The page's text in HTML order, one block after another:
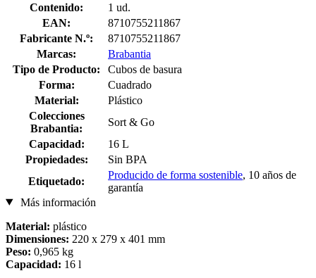
Contenido:
1 ud.
EAN:
8710755211867
Fabricante N.º:
8710755211867
Marcas:
Brabantia
Tipo de Producto:
Cubos de basura
Forma:
Cuadrado
Material:
Plástico
Colecciones
Brabantia:
Sort & Go
Capacidad:
16 L
Propiedades:
Sin BPA
Etiquetado:
Producido de forma sostenible, 10 años de
garantía
Más información
Material: plástico
Dimensiones: 220 x 279 x 401 mm
Peso: 0,965 kg
Capacidad: 16 l